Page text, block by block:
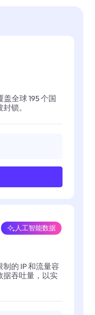
盖全球 195 个国
锁。
人工智能数据
的 IP 和流量容
据吞吐量，以实